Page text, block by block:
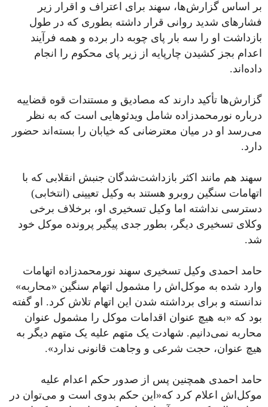
بر اساس گزارش‌ها، سهند برای اعتراف و اقرار زیر
فشارهای شدید روانی قرار داشته بطوری که در طول
بازداشت او را سه بار پای چوبه دار برده و همه فرآیند
اعدام بجز کشیدن چارپایه از زیر پای محکوم را انجام
داده‌اند.
گزارش‌ها تأکید دارند که مصادیق و مستندات قوه قضاییه
درباره نورمحمدزاده شامل ویدئوهایی است که به نظر
می‌رسد او در میان معترضانی که خیابان را بسته‌اند حضور
دارد.
سهند هم مانند اکثر بازداشت‌شدگان جنبش انقلابی که با
اتهامات سنگین روبرو هستند به وکیل تعیینی (انتخابی)
دسترسی نداشته اما وکیل تسخیری او، برخلاف برخی
وکلای تسخیری دیگر، بطور جدی پیگیر پرونده موکل خود
شد.
حامد احمدی وکیل تسخیری سهند نورمحمدزاده اتهامات
وارد شده به موکل‌اش را مشمول اتهام سنگین «محاربه»
ندانسته و برای برداشته شدن این اتهام تلاش کرد. او گفته
بود که «به هیچ عنوان اقدامات موکل را مشمول عنوان
محاربه نمی‌دانیم. شهادت یک متهم علیه یک متهم دیگر به
هیچ عنوان، حجت شرعی و وجاهت قانونی ندارد».
حامد احمدی همچنین پس از صدور حکم اعدام علیه
موکل‌اش اعلام کرد که«این حکم بدوی است و می‌توان در